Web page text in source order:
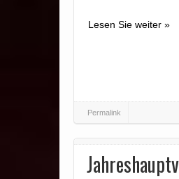
Lesen Sie weiter »
Permalink